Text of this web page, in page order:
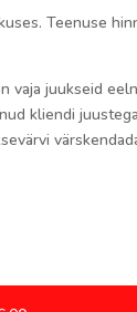
Teenuse
vaja juukseid
kliendi